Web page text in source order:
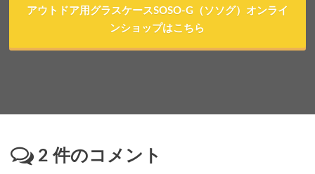
アウトドア用グラスケースSOSO-G（ソソグ）オンライ
ンショップはこちら
2 件のコメント